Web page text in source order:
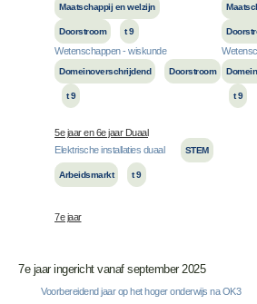
Maatschappij en welzijn
Doorstroom t 9
Wetenschappen - wiskunde
Domeinoverschrijdend Doorstroom
t 9 t 9
5e jaar en 6e jaar Duaal
Elektrische installaties duaal
STEM
Arbeidsmarkt t 9
7e jaar
7e jaar ingericht vanaf september 2025
Voorbereidend jaar op het hoger onderwijs na OK3